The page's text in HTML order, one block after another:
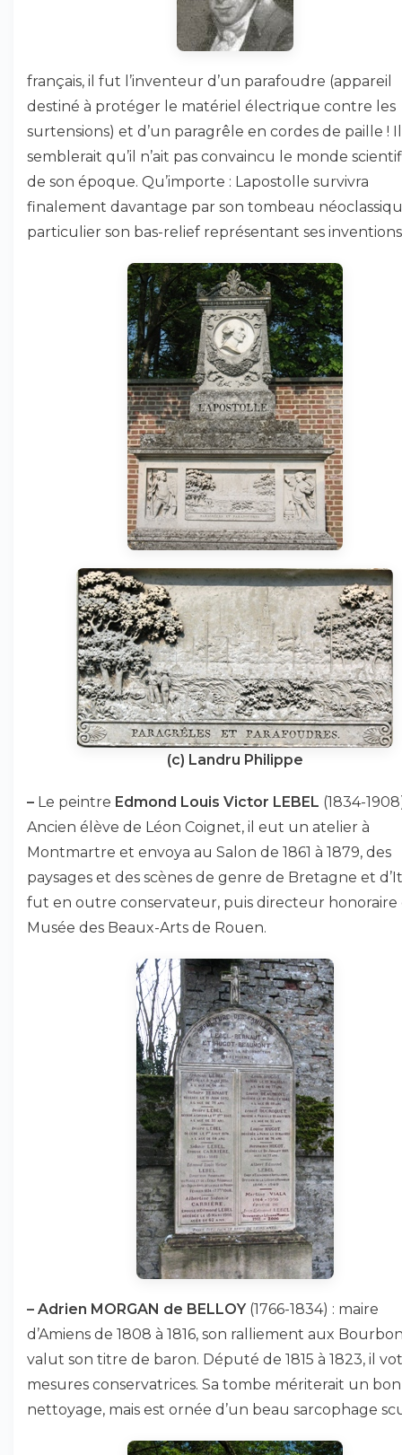
français, il fut l’inventeur d’un parafoudre (appareil
destiné à protéger le matériel électrique contre les
surtensions) et d’un paragrêle en cordes de paille ! Il
semblerait qu’il n’ait pas convaincu le monde
de son époque. Qu’importe : Lapostolle survivra
finalement davantage par son tombeau
particulier son bas-relief représentant ses
(c) Landru Philippe
– Le peintre Edmond Louis Victor LEBEL (1834-
Ancien élève de Léon Coignet, il eut un atelier à
Montmartre et envoya au Salon de 1861 à 1879, des
paysages et des scènes de genre de Bretagne et
fut en outre conservateur, puis directeur honoraire
Musée des Beaux-Arts de Rouen.
– Adrien MORGAN de BELLOY(1766-1834) : maire
d’Amiens de 1808 à 1816, son ralliement aux
valut son titre de baron. Député de 1815 à 1823, il
mesures conservatrices. Sa tombe mériterait un bon
nettoyage, mais est ornée d’un beau sarcophage